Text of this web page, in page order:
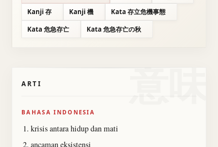
Kanji 存
Kanji 機
Kata 存立危機事態
Kata 危急存亡
Kata 危急存亡の秋
意味
ARTI
BAHASA INDONESIA
krisis antara hidup dan mati
ancaman eksistensi